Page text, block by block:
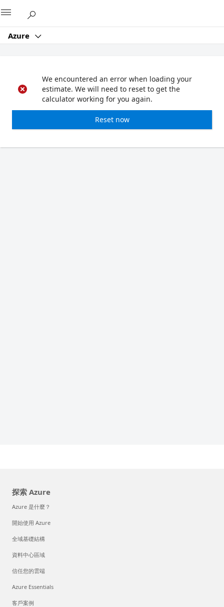
Azure
We encountered an error when loading your
estimate. We will need to reset to get the
calculator working for you again.
Reset now
探索 Azure
Azure 是什麼？
開始使用 Azure
全域基礎結構
資料中心區域
信任您的雲端
Azure Essentials
客戶案例